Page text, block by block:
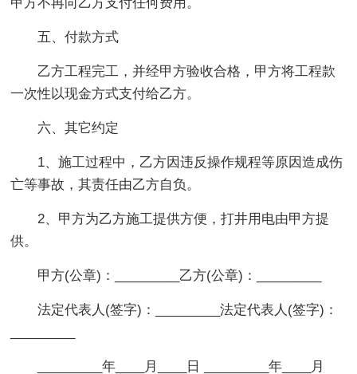
五、付款方式
乙方工程完工，并经甲方验收合格，甲方将工程款
一次性以现金方式支付给乙方。
六、其它约定
1、施工过程中，乙方因违反操作规程等原因造成伤
亡等事故，其责任由乙方自负。
2、甲方为乙方施工提供方便，打井用电由甲方提
供。
甲方(公章)：_________乙方(公章)：_________
法定代表人(签字)：_________法定代表人(签字)：
_________年____月____日 _________年____月